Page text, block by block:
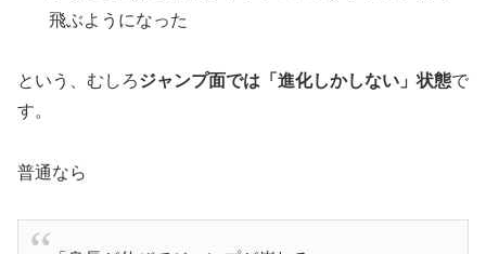
飛ぶようになった
という、むしろジャンプ面では「進化しかしない」状態で
す。
普通なら